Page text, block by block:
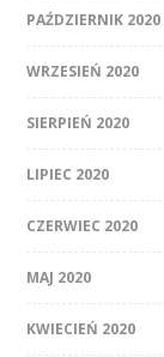
PAŹDZIERNIK 2020
WRZESIEŃ 2020
SIERPIEŃ 2020
LIPIEC 2020
CZERWIEC 2020
MAJ 2020
KWIECIEŃ 2020